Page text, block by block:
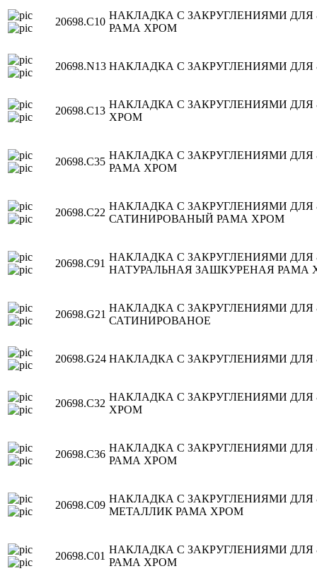
20698.C10
НАКЛАДКА С ЗАКРУГЛЕНИЯМИ
РАМА ХРОМ
20698.N13 НАКЛАДКА С ЗАКРУГЛЕНИЯМИ ДЛЯ
20698.C13
НАКЛАДКА С ЗАКРУГЛЕНИЯМИ ДЛЯ
ХРОМ
20698.C35
НАКЛАДКА С ЗАКРУГЛЕНИЯМИ
РАМА ХРОМ
20698.C22
НАКЛАДКА С ЗАКРУГЛЕНИЯМИ ДЛЯ
САТИНИРОВАНЫЙ РАМА ХРОМ
20698.C91
НАКЛАДКА С ЗАКРУГЛЕНИЯМИ
НАТУРАЛЬНАЯ ЗАШКУРЕНАЯ РАМА
20698.G21
НАКЛАДКА С ЗАКРУГЛЕНИЯМИ ДЛЯ
САТИНИРОВАНОЕ
20698.G24 НАКЛАДКА С ЗАКРУГЛЕНИЯМИ ДЛЯ
20698.C32
НАКЛАДКА С ЗАКРУГЛЕНИЯМИ
ХРОМ
20698.C36
НАКЛАДКА С ЗАКРУГЛЕНИЯМИ
РАМА ХРОМ
20698.C09
НАКЛАДКА С ЗАКРУГЛЕНИЯМИ
МЕТАЛЛИК РАМА ХРОМ
20698.C01
НАКЛАДКА С ЗАКРУГЛЕНИЯМИ ДЛЯ
РАМА ХРОМ